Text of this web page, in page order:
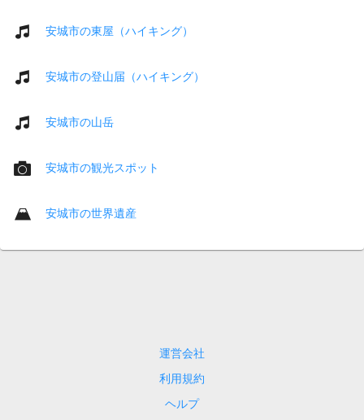
安城市の東屋（ハイキング）
安城市の登山届（ハイキング）
安城市の山岳
安城市の観光スポット
安城市の世界遺産
運営会社
利用規約
ヘルプ